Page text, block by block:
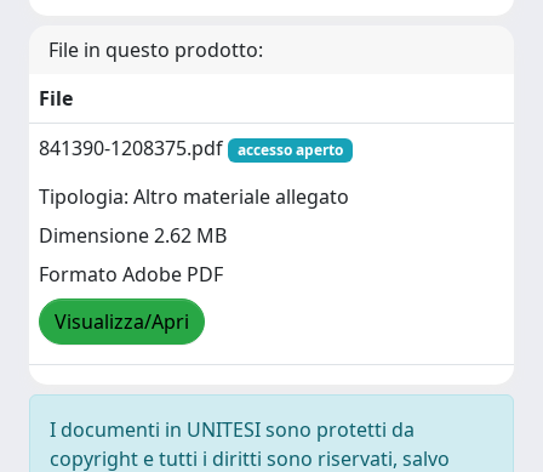
File in questo prodotto:
File
841390-1208375.pdf
accesso aperto
Tipologia: Altro materiale allegato
Dimensione 2.62 MB
Formato Adobe PDF
Visualizza/Apri
I documenti in UNITESI sono protetti da
copyright e tutti i diritti sono riservati, salvo